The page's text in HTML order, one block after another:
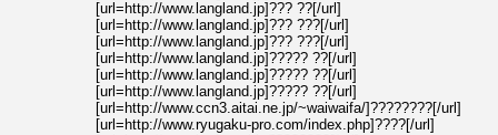
[url=http://www.langland.jp]??? ??[/url]
[url=http://www.langland.jp]??? ???[/url]
[url=http://www.langland.jp]??? ???[/url]
[url=http://www.langland.jp]????? ??[/url]
[url=http://www.langland.jp]????? ??[/url]
[url=http://www.langland.jp]????? ??[/url]
[url=http://www.ccn3.aitai.ne.jp/~waiwaifa/]????????[/url]
[url=http://www.ryugaku-pro.com/index.php]????[/url]